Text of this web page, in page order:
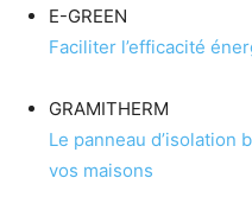
E-GREEN
Faciliter l’efficacité
GRAMITHERM
Le panneau d’isolation
vos maisons